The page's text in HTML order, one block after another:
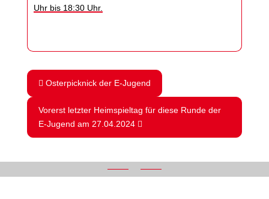
Uhr bis 18:30 Uhr.
Osterpicknick der E-Jugend
Vorerst letzter Heimspieltag für diese Runde der
E-Jugend am 27.04.2024